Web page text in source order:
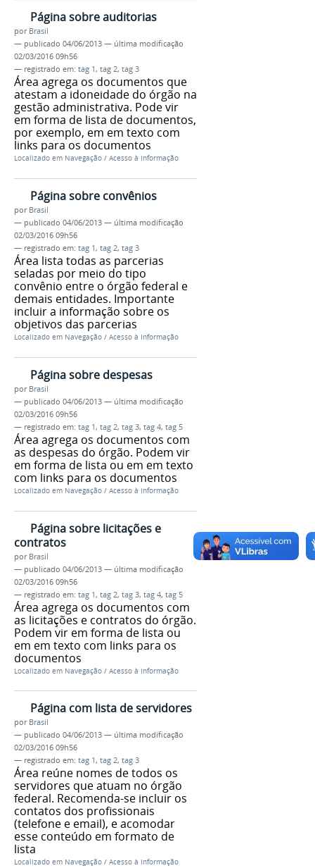
Página sobre auditorias
por Brasil
— publicado 04/06/2013 — última modificação
02/03/2016 09h56
— registrado em: tag 1, tag 2, tag 3
Área agrega os documentos que
atestam a idoneidade do órgão na
gestão administrativa. Pode vir
em forma de lista de documentos,
por exemplo, em em texto com
links para os documentos
Localizado em Navegação / Acesso à Informação
Página sobre convênios
por Brasil
— publicado 04/06/2013 — última modificação
02/03/2016 09h56
— registrado em: tag 1, tag 2, tag 3
Área lista todas as parcerias
seladas por meio do tipo
convênio entre o órgão federal e
demais entidades. Importante
incluir a informação sobre os
objetivos das parcerias
Localizado em Navegação / Acesso à Informação
Página sobre despesas
por Brasil
— publicado 04/06/2013 — última modificação
02/03/2016 09h56
— registrado em: tag 1, tag 2, tag 3, tag 4, tag 5
Área agrega os documentos com
as despesas do órgão. Podem vir
em forma de lista ou em em texto
com links para os documentos
Localizado em Navegação / Acesso à Informação
Página sobre licitações e
contratos
por Brasil
— publicado 04/06/2013 — última modificação
02/03/2016 09h56
— registrado em: tag 1, tag 2, tag 3, tag 4, tag 5
Área agrega os documentos com
as licitações e contratos do órgão.
Podem vir em forma de lista ou
em em texto com links para os
documentos
Localizado em Navegação / Acesso à Informação
Página com lista de servidores
por Brasil
— publicado 04/06/2013 — última modificação
02/03/2016 09h56
— registrado em: tag 1, tag 2, tag 3
Área reúne nomes de todos os
servidores que atuam no órgão
federal. Recomenda-se incluir os
contatos dos profissionais
(telefone e email), e acomodar
esse conteúdo em formato de
lista
Localizado em Navegação / Acesso à Informação